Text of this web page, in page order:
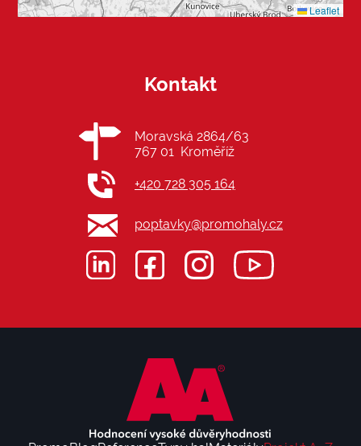
Leaflet
Kontakt
Moravská 2864/63
767 01 Kroměříž
+420 728 305 164
poptavky@promohaly.cz